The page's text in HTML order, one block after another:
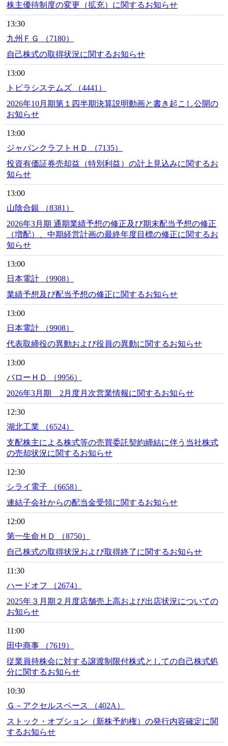
株主優待制度の変更（拡充）に関するお知らせ
13:30
九州ＦＧ （7180）
自己株式の取得状況に関するお知らせ
13:00
トビラシステムズ （4441）
2026年10月期第１四半期決算説明動画と書き起こし公開の
お知らせ
13:00
ジャパンクラフトＨＤ （7135）
投資有価証券売却益（特別利益）の計上見込みに関するお
知らせ
13:00
山陰合銀 （8381）
2026年3月期 通期業績予想の修正及び期末配当予想の修正
（増配）、中期経営計画の最終年度目標の修正に関するお
知らせ
13:00
日本電計 （9908）
業績予想及び配当予想の修正に関するお知らせ
13:00
日本電計 （9908）
代表取締役の異動および役員の異動に関するお知らせ
13:00
バローＨＤ （9956）
2026年3月期 2月度月次営業情報に関するお知らせ
12:30
湖北工業 （6524）
支配株主による株式等の売買委託契約締結に伴う当社株式
の売却状況に関するお知らせ
12:30
シライ電子 （6658）
連結子会社からの配当金受領に関するお知らせ
12:00
第一生命ＨＤ （8750）
自己株式の取得状況および取得終了に関するお知らせ
11:30
ハードオフ （2674）
2025年３月期２月度店舗売上高および出店状況についての
お知らせ
11:00
田中商事 （7619）
従業員持株会に対する譲渡制限付株式としての自己株式処
分に関するお知らせ
10:30
Ｇ－アクセルスペース （402A）
ストック・オプション（新株予約権）の発行内容確定に関
するお知らせ